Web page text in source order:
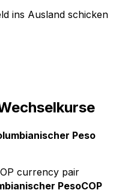
ins Ausland schicken
Peso
currency pair
PesoCOP